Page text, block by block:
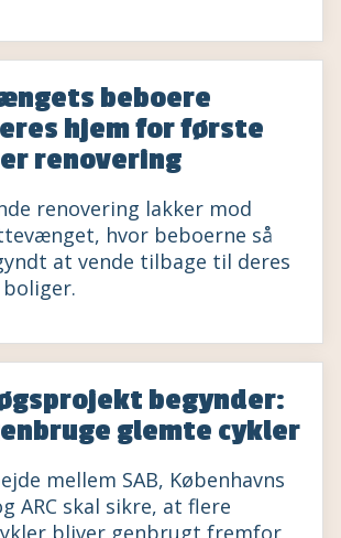
beboere
hjem for første
renovering
renovering lakker mod
hvor beboerne så
at vende tilbage til deres
begynder:
glemte cykler
mellem SAB, Københavns
ARC skal sikre, at flere
bliver genbrugt fremfor